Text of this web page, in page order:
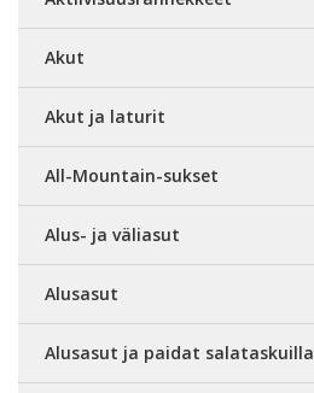
Akut
Akut ja laturit
All-Mountain-sukset
Alus- ja väliasut
Alusasut
Alusasut ja paidat salataskuilla